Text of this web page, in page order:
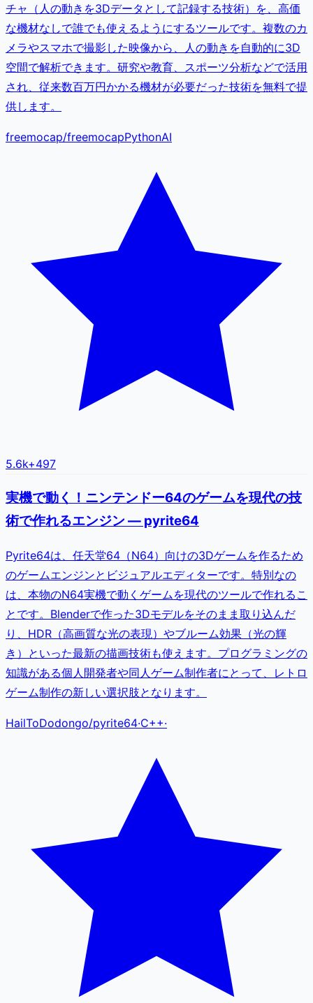
チャ（人の動きを3Dデータとして記録する技術）を、高価
な機材なしで誰でも使えるようにするツールです。複数のカ
メラやスマホで撮影した映像から、人の動きを自動的に3D
空間で解析できます。研究や教育、スポーツ分析などで活用
され、従来数百万円かかる機材が必要だった技術を無料で提
供します。
freemocap/freemocapPythonAI
5.6k+497
実機で動く！ニンテンドー64のゲームを現代の技
術で作れるエンジン — pyrite64
Pyrite64は、任天堂64（N64）向けの3Dゲームを作るため
のゲームエンジンとビジュアルエディターです。特別なの
は、本物のN64実機で動くゲームを現代のツールで作れるこ
とです。Blenderで作った3Dモデルをそのまま取り込んだ
り、HDR（高画質な光の表現）やブルーム効果（光の輝
き）といった最新の描画技術も使えます。プログラミングの
知識がある個人開発者や同人ゲーム制作者にとって、レトロ
ゲーム制作の新しい選択肢となります。
HailToDodongo/pyrite64·C++·